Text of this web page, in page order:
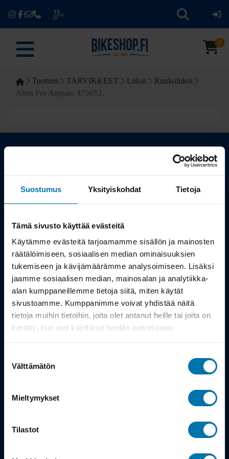
Suostumus Yksityiskohdat Tietoja
Tämä sivusto käyttää evästeitä
Käytämme evästeitä tarjoamamme sisällön ja mainosten
räätälöimiseen, sosiaalisen median ominaisuuksien
tukemiseen ja kävijämäärämme analysoimiseen. Lisäksi
jaamme sosiaalisen median, mainosalan ja analytiikka-
alan kumppaneillemme tietoja siitä, miten käytät
sivustoamme. Kumppanimme voivat yhdistää näitä
tietoja muihin tietoihin, joita olet antanut heille tai joita on
kerätty, kun olet käyttänyt heidän palvelujaan.
valinta
Välttämätön
Mieltymykset
Tilastot
0
Tuotteet TARVIKKEET Lukot
Runkolukot
Abus Pro Amparo 4750XL
Kauppa
Työsuhdepyörä
Info
Toimitus
Takuu ja palautukset